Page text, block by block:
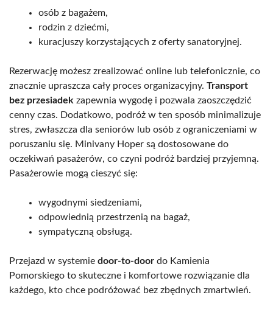
osób z bagażem,
rodzin z dziećmi,
kuracjuszy korzystających z oferty sanatoryjnej.
Rezerwację możesz zrealizować online lub telefonicznie, co
znacznie upraszcza cały proces organizacyjny. Transport
bez przesiadek zapewnia wygodę i pozwala zaoszczędzić
cenny czas. Dodatkowo, podróż w ten sposób minimalizuje
stres, zwłaszcza dla seniorów lub osób z ograniczeniami w
poruszaniu się. Minivany Hoper są dostosowane do
oczekiwań pasażerów, co czyni podróż bardziej przyjemną.
Pasażerowie mogą cieszyć się:
wygodnymi siedzeniami,
odpowiednią przestrzenią na bagaż,
sympatyczną obsługą.
Przejazd w systemie door-to-door do Kamienia
Pomorskiego to skuteczne i komfortowe rozwiązanie dla
każdego, kto chce podróżować bez zbędnych zmartwień.